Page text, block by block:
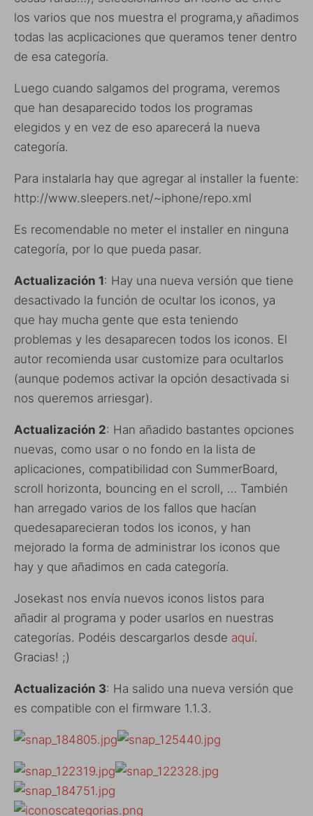
los varios que nos muestra el programa,y añadimos
todas las acplicaciones que queramos tener dentro
de esa categoría.
Luego cuando salgamos del programa, veremos
que han desaparecido todos los programas
elegidos y en vez de eso aparecerá la nueva
categoría.
Para instalarla hay que agregar al installer la fuente:
http://www.sleepers.net/~iphone/repo.xml
Es recomendable no meter el installer en ninguna
categoría, por lo que pueda pasar.
Actualización 1: Hay una nueva versión que tiene
desactivado la función de ocultar los iconos, ya
que hay mucha gente que esta teniendo
problemas y les desaparecen todos los iconos. El
autor recomienda usar customize para ocultarlos
(aunque podemos activar la opción desactivada si
nos queremos arriesgar).
Actualización 2: Han añadido bastantes opciones
nuevas, como usar o no fondo en la lista de
aplicaciones, compatibilidad con SummerBoard,
scroll horizonta, bouncing en el scroll, … También
han arregado varios de los fallos que hacían
quedesaparecieran todos los iconos, y han
mejorado la forma de administrar los iconos que
hay y que añadimos en cada categoría.
Josekast nos envía nuevos iconos listos para
añadir al programa y poder usarlos en nuestras
categorías. Podéis descargarlos desde aquí.
Gracias! ;)
Actualización 3: Ha salido una nueva versión que
es compatible con el firmware 1.1.3.